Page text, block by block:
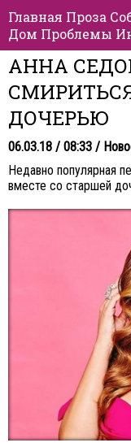
Главная Проза
Дом Проблемы
АННА
ДОЧЕРЬЮ
06.03.18 / 08:33 /
Недавно популярная
вместе со старшей